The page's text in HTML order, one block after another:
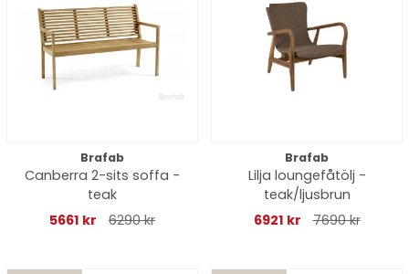
Brafab
Canberra 2-sits soffa -
teak
5661 kr
6290 kr
Brafab
Lilja loungefåtölj -
teak/ljusbrun
6921 kr
7690 kr